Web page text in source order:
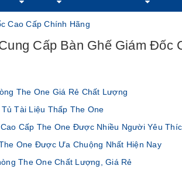
Cao Cấp Chính Hãng
Cấp Bàn Ghế Giám Đốc
The One Giá Rẻ Chất Lượng
Tài Liệu Thấp The One
Cấp The One Được Nhiều Người Yêu
One Được Ưa Chuộng Nhất Hiện Nay
The One Chất Lượng, Giá Rẻ